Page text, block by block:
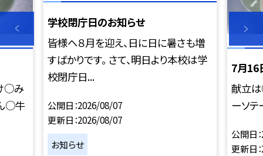
○み
○牛
学校閉庁日のお知らせ
皆様へ８月を迎え、日に日に暑さも増
すばかりです。 さて、明日より本校は学
校閉庁日...
公開日 2026/08/07
更新日 2026/08/07
お知らせ
7月16
献立
ーソ
公開日
更新日